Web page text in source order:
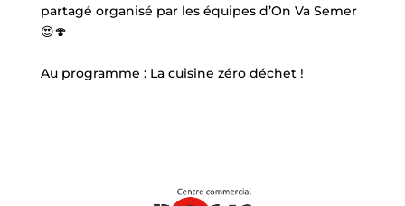
partagé organisé par les équipes d’On Va Semer
😍🍄
Au programme : La cuisine zéro déchet !